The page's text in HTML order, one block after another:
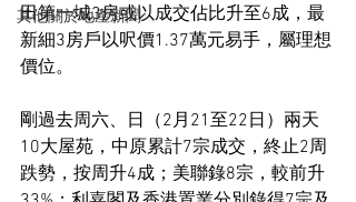
其他關於地產新聞
田第一城3房或以成交佔比升至6成，最
新細3房戶以呎價1.37萬元易手，屬理想
價位。
剛過去周六、日（2月21至22日）兩天
10大屋苑，中原累計7宗成交，終止2周
跌勢，按周升4成；美聯錄8宗，較前升